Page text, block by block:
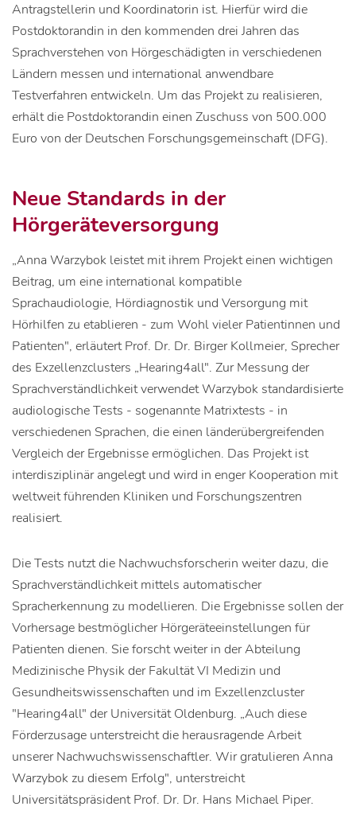
Antragstellerin und Koordinatorin ist. Hierfür wird die
Postdoktorandin in den kommenden drei Jahren das
Sprachverstehen von Hörgeschädigten in verschiedenen
Ländern messen und international anwendbare
Testverfahren entwickeln. Um das Projekt zu realisieren,
erhält die Postdoktorandin einen Zuschuss von 500.000
Euro von der Deutschen Forschungsgemeinschaft (DFG).
Neue Standards in der
Hörgeräteversorgung
„Anna Warzybok leistet mit ihrem Projekt einen wichtigen
Beitrag, um eine international kompatible
Sprachaudiologie, Hördiagnostik und Versorgung mit
Hörhilfen zu etablieren - zum Wohl vieler Patientinnen und
Patienten", erläutert Prof. Dr. Dr. Birger Kollmeier, Sprecher
des Exzellenzclusters „Hearing4all". Zur Messung der
Sprachverständlichkeit verwendet Warzybok standardisierte
audiologische Tests - sogenannte Matrixtests - in
verschiedenen Sprachen, die einen länderübergreifenden
Vergleich der Ergebnisse ermöglichen. Das Projekt ist
interdisziplinär angelegt und wird in enger Kooperation mit
weltweit führenden Kliniken und Forschungszentren
realisiert.
Die Tests nutzt die Nachwuchsforscherin weiter dazu, die
Sprachverständlichkeit mittels automatischer
Spracherkennung zu modellieren. Die Ergebnisse sollen der
Vorhersage bestmöglicher Hörgeräteeinstellungen für
Patienten dienen. Sie forscht weiter in der Abteilung
Medizinische Physik der Fakultät VI Medizin und
Gesundheitswissenschaften und im Exzellenzcluster
"Hearing4all" der Universität Oldenburg. „Auch diese
Förderzusage unterstreicht die herausragende Arbeit
unserer Nachwuchswissenschaftler. Wir gratulieren Anna
Warzybok zu diesem Erfolg", unterstreicht
Universitätspräsident Prof. Dr. Dr. Hans Michael Piper.